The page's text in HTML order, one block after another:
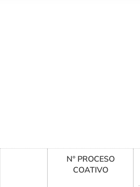
N° PROCESO
COATIVO